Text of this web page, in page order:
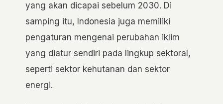
yang akan dicapai sebelum 2030. Di
samping itu, Indonesia juga memiliki
pengaturan mengenai perubahan iklim
yang diatur sendiri pada lingkup sektoral,
seperti sektor kehutanan dan sektor
energi.